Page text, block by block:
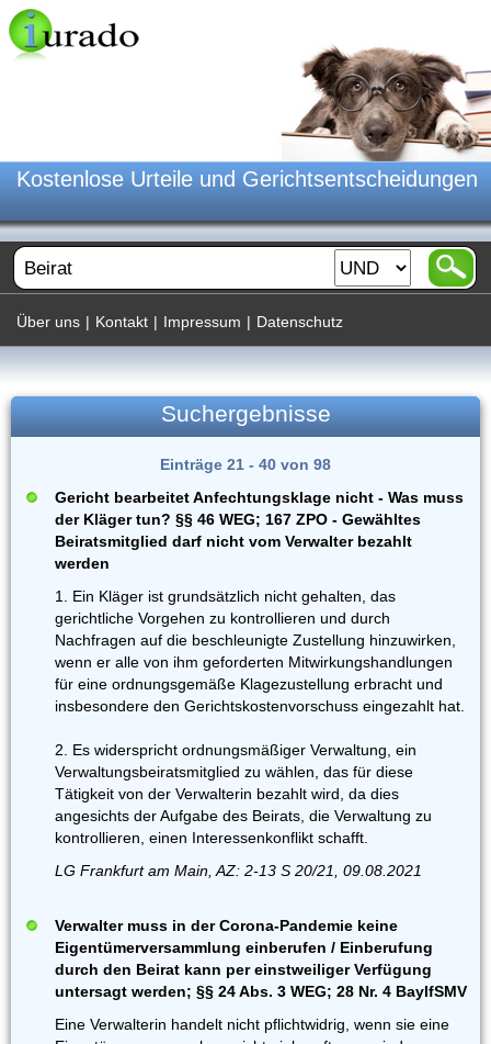
Kostenlose Urteile und Gerichtsentscheidungen
Über uns | Kontakt | Impressum | Datenschutz
Suchergebnisse
Einträge 21 - 40 von 98
Gericht bearbeitet Anfechtungsklage nicht - Was muss
der Kläger tun? §§ 46 WEG; 167 ZPO - Gewähltes
Beiratsmitglied darf nicht vom Verwalter bezahlt
werden
1. Ein Kläger ist grundsätzlich nicht gehalten, das
gerichtliche Vorgehen zu kontrollieren und durch
Nachfragen auf die beschleunigte Zustellung hinzuwirken,
wenn er alle von ihm geforderten Mitwirkungshandlungen
für eine ordnungsgemäße Klagezustellung erbracht und
insbesondere den Gerichtskostenvorschuss eingezahlt hat.
2. Es widerspricht ordnungsmäßiger Verwaltung, ein
Verwaltungsbeiratsmitglied zu wählen, das für diese
Tätigkeit von der Verwalterin bezahlt wird, da dies
angesichts der Aufgabe des Beirats, die Verwaltung zu
kontrollieren, einen Interessenkonflikt schafft.
LG Frankfurt am Main, AZ: 2-13 S 20/21, 09.08.2021
Verwalter muss in der Corona-Pandemie keine
Eigentümerversammlung einberufen / Einberufung
durch den Beirat kann per einstweiliger Verfügung
untersagt werden; §§ 24 Abs. 3 WEG; 28 Nr. 4 BayIfSMV
Eine Verwalterin handelt nicht pflichtwidrig, wenn sie eine